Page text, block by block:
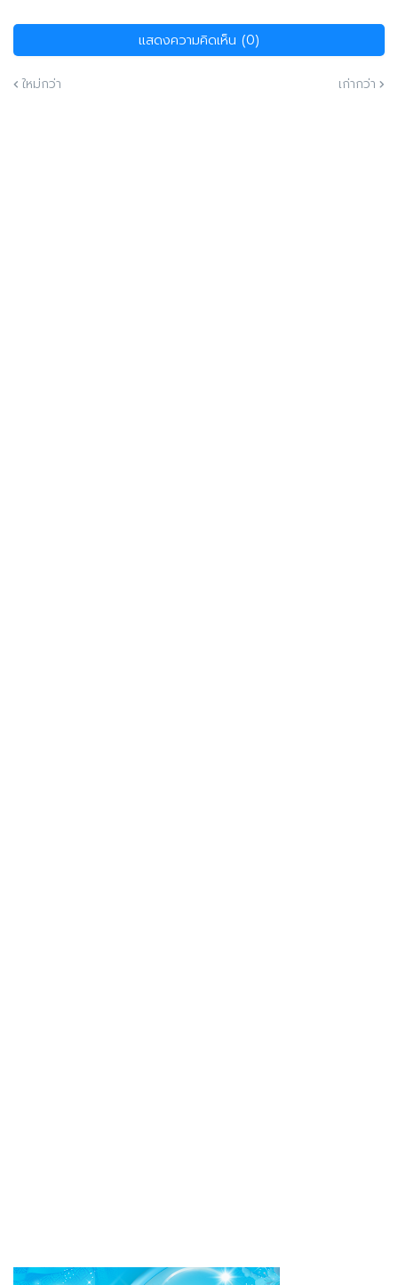
แสดงความคิดเห็น (0)
ใหม่กว่า เก่ากว่า